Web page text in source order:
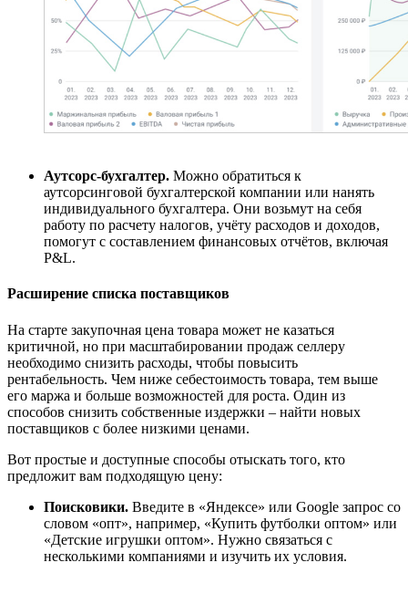
Аутсорс-бухгалтер. Можно обратиться к
аутсорсинговой бухгалтерской компании или нанять
индивидуального бухгалтера. Они возьмут на себя
работу по расчету налогов, учёту расходов и доходов,
помогут с составлением финансовых отчётов, включая
P&L.
Расширение списка поставщиков
На старте закупочная цена товара может не казаться
критичной, но при масштабировании продаж селлеру
необходимо снизить расходы, чтобы повысить
рентабельность. Чем ниже себестоимость товара, тем выше
его маржа и больше возможностей для роста. Один из
способов снизить собственные издержки – найти новых
поставщиков с более низкими ценами.
Вот простые и доступные способы отыскать того, кто
предложит вам подходящую цену:
Поисковики. Введите в «Яндексе» или Google запрос со
словом «опт», например, «Купить футболки оптом» или
«Детские игрушки оптом». Нужно связаться с
несколькими компаниями и изучить их условия.